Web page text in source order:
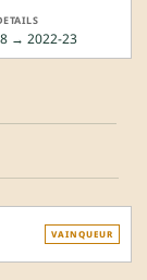
→ 2022-23
VAINQUEUR